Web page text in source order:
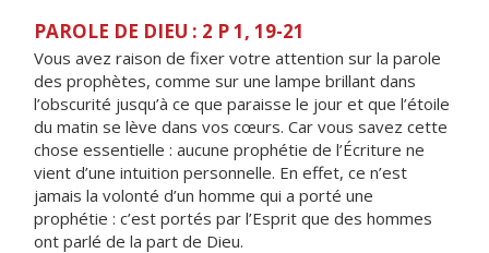
PAROLE DE DIEU : 2 P 1, 19-21
Vous avez raison de fixer votre attention sur la parole
des prophètes, comme sur une lampe brillant dans
l’obscurité jusqu’à ce que paraisse le jour et que l’étoile
du matin se lève dans vos cœurs. Car vous savez cette
chose essentielle : aucune prophétie de l’Écriture ne
vient d’une intuition personnelle. En effet, ce n’est
jamais la volonté d’un homme qui a porté une
prophétie : c’est portés par l’Esprit que des hommes
ont parlé de la part de Dieu.